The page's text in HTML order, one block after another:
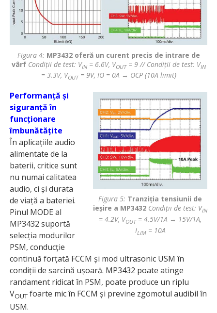
Figura 4: MP3432 oferă un curent precis de intrare de
vârfCondiții de test: VIN= 6.6V, VOUT= 9 // Condiții de test: VIN
= 3.3V, VOUT= 9V, IO = 0A → OCP (10A limit)
Figura 5: Tranziția tensiunii de
ieșire a MP3432 Condiții de test: VIN
= 4.2V, VOUT= 4.5V/1A → 15V/1A,
ILIM= 10A
Performanță și
siguranță în
funcționare
îmbunătățite
În aplicațiile audio
alimentate de la
baterii, critice sunt
nu numai calitatea
audio, ci și durata
de viață a bateriei.
Pinul MODE al
MP3432 suportă
selecția modurilor
PSM, conducție
continuă forțată FCCM și mod ultrasonic USM în
condiții de sarcină ușoară. MP3432 poate atinge
randament ridicat în PSM, poate produce un riplu
VOUT foarte mic în FCCM și previne zgomotul audibil în
USM.